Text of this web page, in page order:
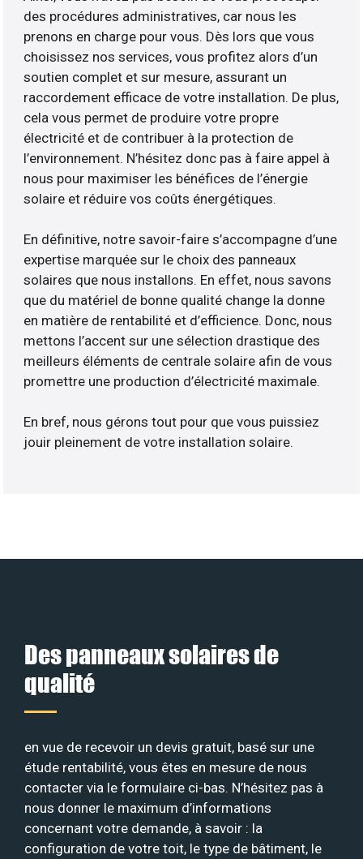
des procédures administratives, car nous les
prenons en charge pour vous. Dès lors que vous
choisissez nos services, vous profitez alors d’un
soutien complet et sur mesure, assurant un
raccordement efficace de votre installation. De plus,
cela vous permet de produire votre propre
électricité et de contribuer à la protection de
l’environnement. N’hésitez donc pas à faire appel à
nous pour maximiser les bénéfices de l’énergie
solaire et réduire vos coûts énergétiques.
En définitive, notre savoir-faire s’accompagne d’une
expertise marquée sur le choix des panneaux
solaires que nous installons. En effet, nous savons
que du matériel de bonne qualité change la donne
en matière de rentabilité et d’efficience. Donc, nous
mettons l’accent sur une sélection drastique des
meilleurs éléments de centrale solaire afin de vous
promettre une production d’électricité maximale.
En bref, nous gérons tout pour que vous puissiez
jouir pleinement de votre installation solaire.
Des panneaux solaires de
qualité
en vue de recevoir un devis gratuit, basé sur une
étude rentabilité, vous êtes en mesure de nous
contacter via le formulaire ci-bas. N’hésitez pas à
nous donner le maximum d’informations
concernant votre demande, à savoir : la
configuration de votre toit, le type de bâtiment, le